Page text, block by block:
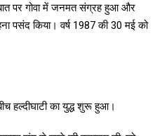
पर गोवा में जनमत संग्रह हुआ और
पसंद किया। वर्ष 1987 की 30 मई को
हल्दीघाटी का युद्ध शुरू हुआ।